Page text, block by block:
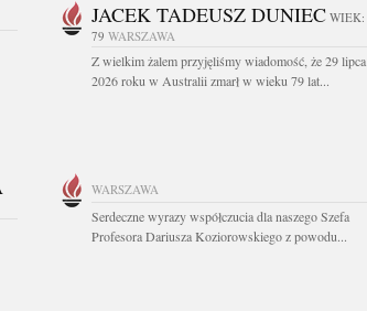
JACEK TADEUSZ DUNIEC WIEK:
79 WARSZAWA
Z wielkim żalem przyjęliśmy wiadomość, że 29 lipca
2026 roku w Australii zmarł w wieku 79 lat...
WARSZAWA
Serdeczne wyrazy współczucia dla naszego Szefa
Profesora Dariusza Koziorowskiego z powodu...